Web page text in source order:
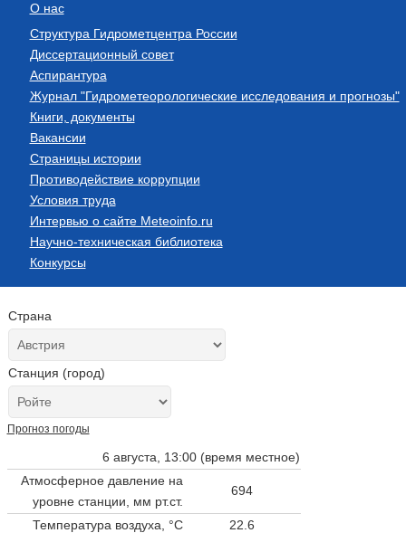
О нас
Структура Гидрометцентра России
Диссертационный совет
Аспирантура
Журнал "Гидрометеорологические исследования и прогнозы"
Книги, документы
Вакансии
Страницы истории
Противодействие коррупции
Условия труда
Интервью о сайте Meteoinfo.ru
Научно-техническая библиотека
Конкурсы
Страна
Станция (город)
Прогноз погоды
6 августа, 13:00 (время местное)
Атмосферное давление на
уровне станции, мм рт.ст.
694
Температура воздуха, °C
22.6